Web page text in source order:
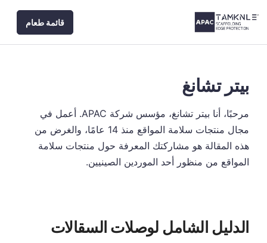
إلى
قائمة طعام
بيتر تشانغ
مرحبًا، أنا بيتر تشانغ، مؤسس شركة APAC. أعمل في
مجال منتجات سلامة المواقع منذ 14 عامًا، والغرض من
هذه المقالة هو مشاركتك المعرفة حول منتجات سلامة
المواقع من منظور أحد الموردين الصينيين.
الدليل الشامل لوصلات السقالات